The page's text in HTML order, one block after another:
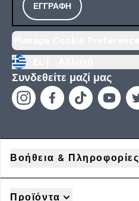
ΕΓΓΡΑΦΉ
Συνδεθείτε μαζί μας
Βοήθεια & Πληροφορίες
Προϊόντα